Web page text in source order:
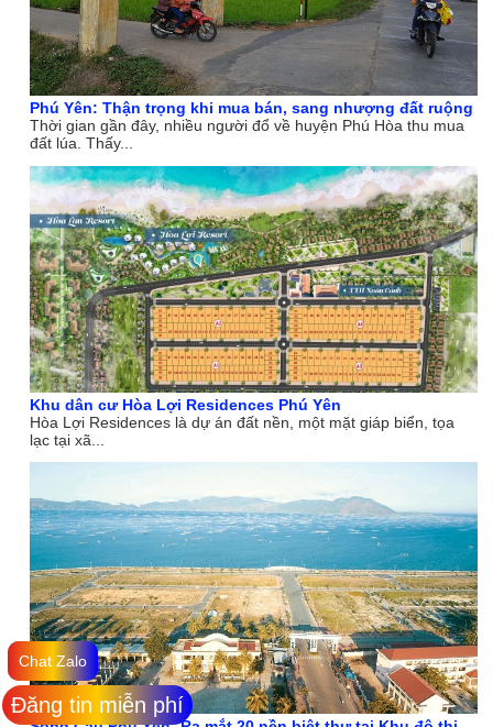
Phú Yên: Thận trọng khi mua bán, sang nhượng đất ruộng
Thời gian gần đây, nhiều người đổ về huyện Phú Hòa thu mua
đất lúa. Thấy...
Khu dân cư Hòa Lợi Residences Phú Yên
Hòa Lợi Residences là dự án đất nền, một mặt giáp biển, tọa
lạc tại xã...
Chat Zalo
Đăng tin miễn phí